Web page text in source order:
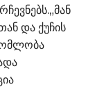
და ქუჩის